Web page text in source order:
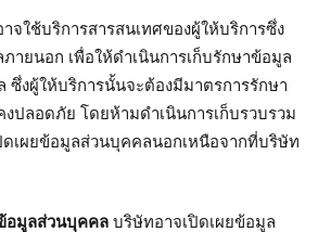
จใช้บริการสารสนเทศของผู้ให้บริการซึ่ง
ายนอก เพื่อให้ดำเนินการเก็บรักษาข้อมูล
ซึ่งผู้ให้บริการนั้นจะต้องมีมาตรการรักษา
ปลอดภัย โดยห้ามดำเนินการเก็บรวบรวม
ดเผยข้อมูลส่วนบุคคลนอกเหนือจากที่บริษัท
มูลส่วนบุคคล บริษัทอาจเปิดเผยข้อมูล